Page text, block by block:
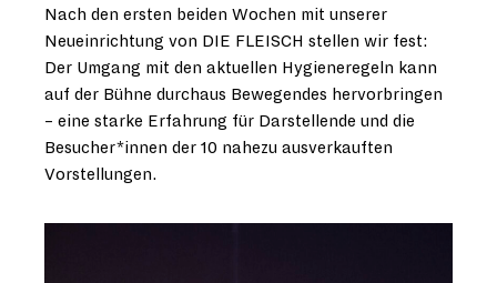
Nach den ersten beiden Wochen mit unserer
Neueinrichtung von DIE FLEISCH stellen wir fest:
Der Umgang mit den aktuellen Hygieneregeln kann
auf der Bühne durchaus Bewegendes hervorbringen
– eine starke Erfahrung für Darstellende und die
Besucher*innen der 10 nahezu ausverkauften
Vorstellungen.